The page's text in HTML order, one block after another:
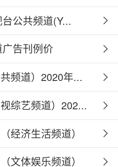
公共频道(Y...
告刊例价
频道）2020年...
综艺频道）202...
经济生活频道）
文体娱乐频道）